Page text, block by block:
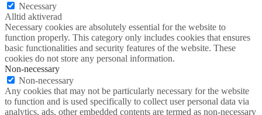
Necessary
Alltid aktiverad
Necessary cookies are absolutely essential for the website to
function properly. This category only includes cookies that ensures
basic functionalities and security features of the website. These
cookies do not store any personal information.
Non-necessary
Non-necessary
Any cookies that may not be particularly necessary for the website
to function and is used specifically to collect user personal data via
analytics, ads, other embedded contents are termed as non-necessary